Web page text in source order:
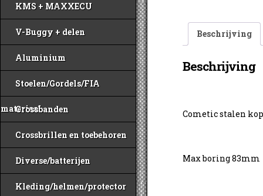
KMS + MAXXECU
V-Buggy + delen
Aluminium
Stoelen/Gordels/FIA
materiaal
Crossbanden
Crossbrillen en toebehoren
Diverse/batterijen
Kleding/helmen/protector
Beschrijving
Beschrijving
Cometic stalen
Max boring 83mm